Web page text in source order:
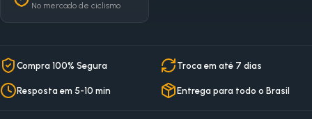
No mercado de ciclismo
Compra 100% Segura Troca em até 7 dias
Resposta em 5-10 min Entrega para todo o Brasil